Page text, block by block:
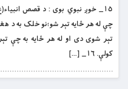
١٥_ خوږ نبوي بوى : د قصص
چې له هر ځایه تېر شو؛نو خلک به د
تېر شوى دى او له هر ځايه به چې
کولې. ١٦_ […]